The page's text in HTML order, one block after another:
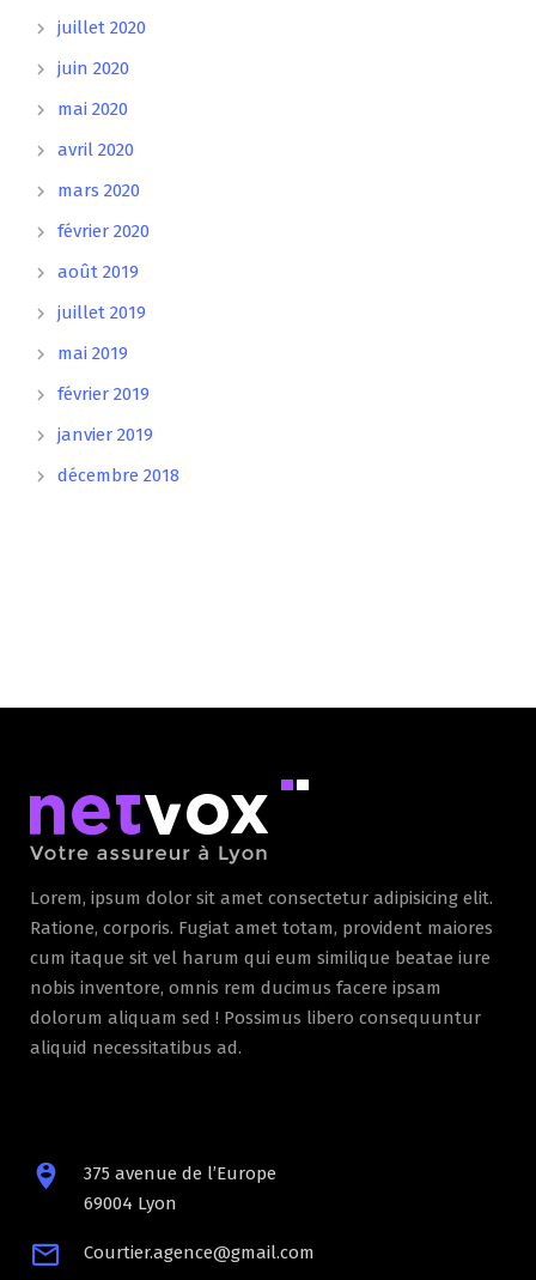
juillet 2020
juin 2020
mai 2020
avril 2020
mars 2020
février 2020
août 2019
juillet 2019
mai 2019
février 2019
janvier 2019
décembre 2018
Lorem, ipsum dolor sit amet consectetur adipisicing elit.
Ratione, corporis. Fugiat amet totam, provident maiores
cum itaque sit vel harum qui eum similique beatae iure
nobis inventore, omnis rem ducimus facere ipsam
dolorum aliquam sed ! Possimus libero consequuntur
aliquid necessitatibus ad.
375 avenue de l’Europe
69004 Lyon
Courtier.agence@gmail.com